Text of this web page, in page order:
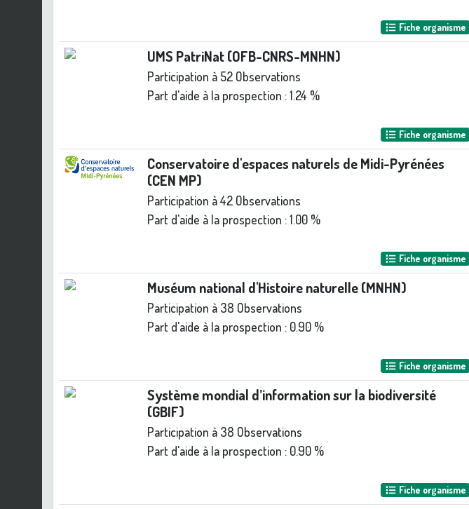
Fiche organisme
UMS PatriNat (OFB-CNRS-MNHN)
Participation à 52 Observations
Part d'aide à la prospection :1.24 %
Fiche organisme
Conservatoire d'espaces naturels de Midi-Pyrénées
(CEN MP)
Participation à 42 Observations
Part d'aide à la prospection :1.00 %
Fiche organisme
Muséum national d'Histoire naturelle (MNHN)
Participation à 38 Observations
Part d'aide à la prospection : 0.90 %
Fiche organisme
Système mondial d’information sur la biodiversité
(GBIF)
Participation à 38 Observations
Part d'aide à la prospection : 0.90 %
Fiche organisme